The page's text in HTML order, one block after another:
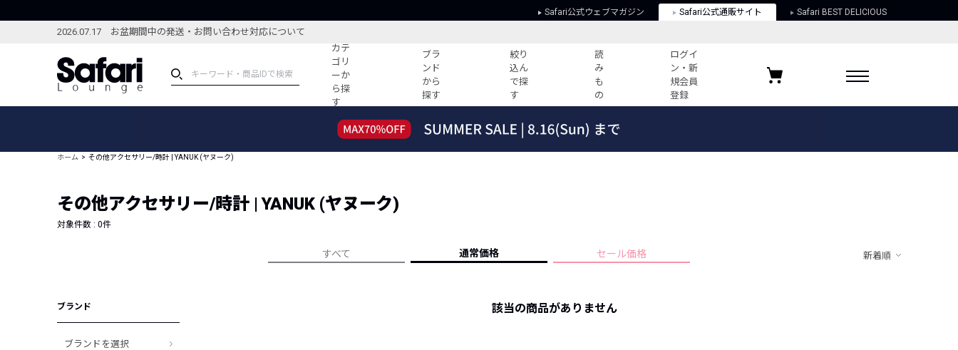
Safari公式ウェブマガジン Safari公式通販サイト Safari BEST DELICIOUS
2026.07.17 お盆期間中の発送・お問い合わせ対応について
カテ
ゴリ
ーか
ら探
す
ブラ
ンド
から
探す
絞り
込ん
で探
す
読
み
も
の
ログイ
ン・新
規会員
登録
ブランドから探す
新着アイテム
編集部のおすすめアイテム
特集記事
コーディネート
すべての記事
人気記事ランキング
プライバシーポリシー
お気に入りブランド
ホーム その他アクセサリー/時計 | YANUK (ヤヌーク)
その他アクセサリー/時計 | YANUK (ヤヌーク)
対象件数 : 0件
すべて 通常価格 セール価格 新着順
ブランド
ブランドを選択
該当の商品がありません